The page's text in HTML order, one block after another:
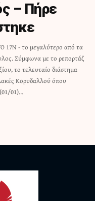
– Πήρε
17Ν - το μεγαλύτερο από τα
Σύμφωνα με το ρεπορτάζ
το τελευταίο διάστημα
Κορυδαλλού όπου
(01/01)…